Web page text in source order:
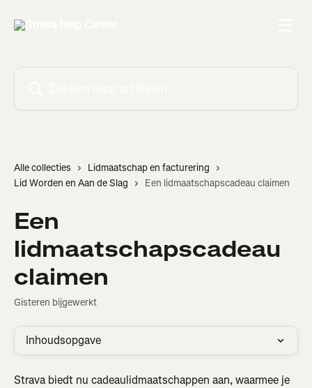
Alle collecties
Lidmaatschap en facturering
Lid Worden en Aan de Slag
Een lidmaatschapscadeau claimen
Een
lidmaatschapscadeau
claimen
Gisteren bijgewerkt
Inhoudsopgave
Strava biedt nu cadeaulidmaatschappen aan, waarmee je